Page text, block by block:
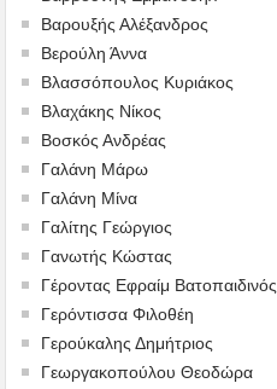
Βαρουξής Αλέξανδρος
Βερούλη Άννα
Βλασσόπουλος Κυριάκος
Βλαχάκης Νίκος
Βοσκός Ανδρέας
Γαλάνη Μάρω
Γαλάνη Μίνα
Γαλίτης Γεώργιος
Γανωτής Κώστας
Γέροντας Εφραίμ Βατοπαιδινός
Γερόντισσα Φιλοθέη
Γερούκαλης Δημήτριος
Γεωργακοπούλου Θεοδώρα